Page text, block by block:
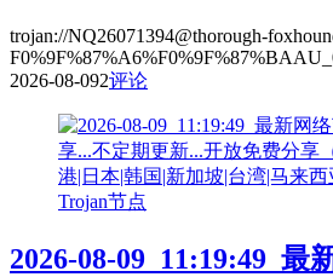
trojan://NQ26071394@thorough-
2026-08-092评论
Trojan节点
2026-08-09_11:19:49_最